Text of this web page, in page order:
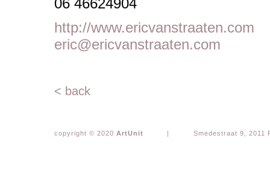
06 46624904
http://www.ericvanstraaten.com
eric@ericvanstraaten.com
< back
copyright © 2020 ArtUnit | Smedestraat 9, 2011